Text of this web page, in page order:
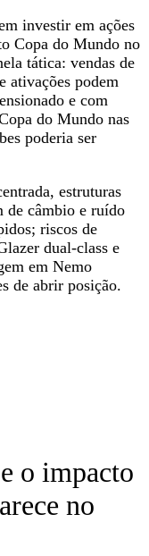
investir em ações
Copa do Mundo no
tática: vendas de
ativações podem
e com
do Mundo nas
poderia ser
estruturas
de câmbio e ruído
riscos de
dual-class e
em Nemo
de abrir posição.
o impacto
no